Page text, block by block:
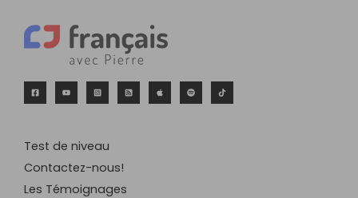
Test de niveau
Contactez-nous!
Les Témoignages